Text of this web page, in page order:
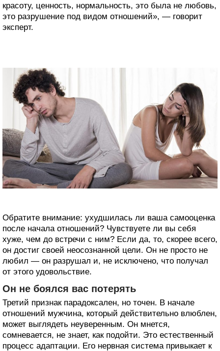
красоту, ценность, нормальность, это была не любовь,
это разрушение под видом отношений», — говорит
эксперт.
Обратите внимание: ухудшилась ли ваша самооценка
после начала отношений? Чувствуете ли вы себя
хуже, чем до встречи с ним? Если да, то, скорее всего,
он достиг своей неосознанной цели. Он не просто не
любил — он разрушал и, не исключено, что получал
от этого удовольствие.
Он не боялся вас потерять
Третий признак парадоксален, но точен. В начале
отношений мужчина, который действительно влюблен,
может выглядеть неуверенным. Он мнется,
сомневается, не знает, как подойти. Это естественный
процесс адаптации. Его нервная система привыкает к